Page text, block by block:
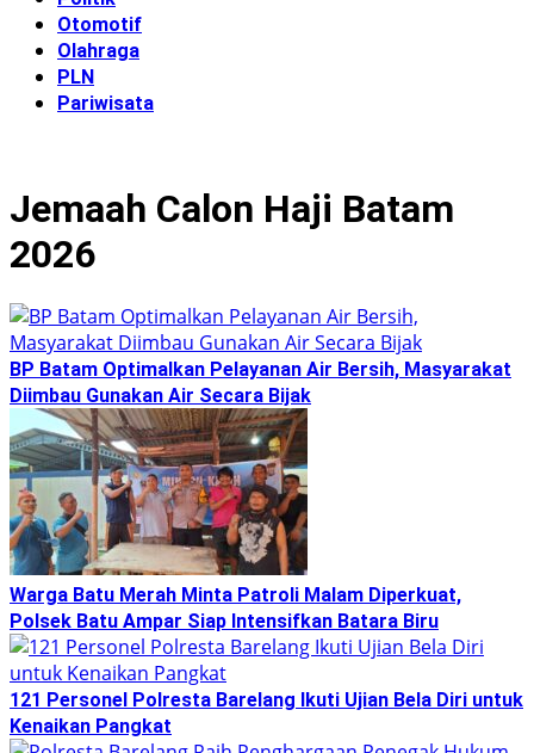
Otomotif
Olahraga
PLN
Pariwisata
Jemaah Calon Haji Batam
2026
BP Batam Optimalkan Pelayanan Air Bersih, Masyarakat
Diimbau Gunakan Air Secara Bijak
Warga Batu Merah Minta Patroli Malam Diperkuat,
Polsek Batu Ampar Siap Intensifkan Batara Biru
121 Personel Polresta Barelang Ikuti Ujian Bela Diri untuk
Kenaikan Pangkat